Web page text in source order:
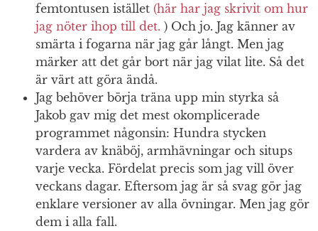
femtontusen istället (här har jag skrivit om hur
jag nöter ihop till det. ) Och jo. Jag känner av
smärta i fogarna när jag går långt. Men jag
märker att det går bort när jag vilat lite. Så det
är värt att göra ändå.
Jag behöver börja träna upp min styrka så
Jakob gav mig det mest okomplicerade
programmet någonsin: Hundra stycken
vardera av knäböj, armhävningar och situps
varje vecka. Fördelat precis som jag vill över
veckans dagar. Eftersom jag är så svag gör jag
enklare versioner av alla övningar. Men jag gör
dem i alla fall.